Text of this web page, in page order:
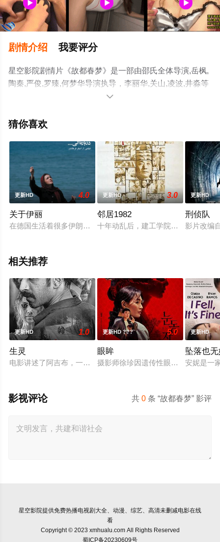
剧情介绍 我要评分
星空影院剧情片《故都春梦》是一部由邵氏全体导演,岳枫,
陶秦,严俊,罗臻,何梦华导演执导，李丽华,关山,凌波,井淼等
明星演员精彩演绎的中国香港电影，手机免费在线观看高
步至豆瓣电影、电视猫或剧情网等平台了解。

猜你喜欢
更新HD 4.0
关于伊丽
在德国生活着很多伊朗人，阿莫德就是其中一个。在阿莫德回
更新HD 3.0
邻居1982
十年动乱后，建工学院的一幢筒子楼
更新HD
刑侦队
影片改编
相关推荐
更新HD 1.0
生灵
电影讲述了阿吉布，一名在坎努尔地区达玛达姆警察局实习的副
更新HD ??? 5.0
眼眸
摄影师徐珍因遗传性眼病，视力正在
更新HD
坠落也
安妮是一
共0 条 “故都春梦” 影评
影视评论
星空影院提供免费热播电视剧大全、动漫、综艺、高清未删减电影在线
看
Copyright © 2023 xmhualu.com All Rights Reserved
蜀ICP备20230609号